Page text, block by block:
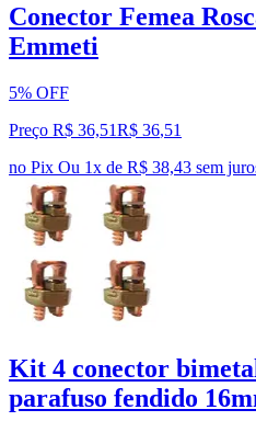
Conector Femea
Emmeti
5% OFF
Preço R$ 36,51R$ 36,51
no Pix Ou 1x de R$ 38,43 sem
Kit 4 conector
parafuso fendido